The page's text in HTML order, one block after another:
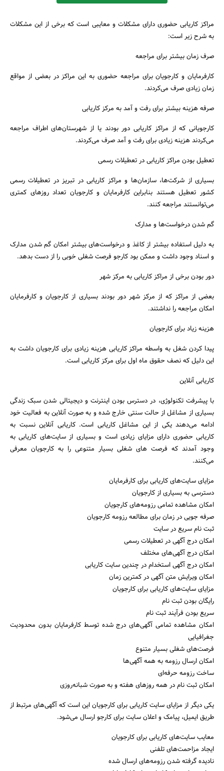
مراکز کاریابی حضوری دارای مشکلات و معایبی است که برخی از این مشکلات
به شرح زیر است:
صرف زمان بیشتر برای مراجعه
کارفرمایان و کارجویان برای مراجعه حضوری به این مراکز در بعضی از مواقع
زمان زیادی صرف می‌کردند.
صرفه هزینه بیشتر برای رفت و آمد به مرکز کاریابی
کارجویانی که از مراکز کاریابی دور بودند یا از شهرستان‌های اطراف مراجعه
می‌کردند هزینه زیادی برای رفت و آمد صرف می‌کردند.
تعطیل بودن مراکز کاریابی در تعطیلات رسمی
بسیاری از شرکت‌ها، سازمان‌ها و مراکز کاریابی در تبریز در تعطیلات رسمی
کشور تعطیل هستند بنابراین کارفرمایان و کارجویان تعداد روزهای کمتری
می‌توانستند مراجعه کنند.
گم شدن درخواست‌ها و مدارک
به دلیل استفاده بیشتر از کاغذ و درخواست‌های بیشتر امکان گم شدن مدارک
و اسناد وجود داشت و ممکن بود کارجو فرصت شغلی خوبی را از دست بدهد.
دور بودن برخی از مراکز کاریابی به مرکز شهر
بعضی از مراکز که از مرکز شهر دور بودند بسیاری از کارجویان و کارفرمایان
امکان مراجعه را نداشتند.
هزینه زیاد برای کارجویان
پیدا کردن شغل به واسطه مراکز کاریابی هزینه زیادی برای کارجویان داشت به
این دلیل که نصف حقوق ماه اول برای مرکز کاریابی است.
کاریابی آنلاین
با پیشرفت تکنولوژی، در دسترس بودن اینترنت و دیجیتالی شدن سبک زندگی
بسیاری از مشاغل از حالت سنتی خارج شده و به صورت آنلاین به فعالیت خود
ادامه می‎‌دهند یکی از این مشاغل کاریابی است. کاریابی آنلاین نسبت به
کاریابی حضوری دارای مزایای زیادی است و ‌بسیاری از سایت‌های کاریابی به
وجود آمدند که فرصت ‌های شغلی بسیار متنوعی را به کارجویان معرفی
می‌کنند.
مزایای سایت‌های کاریابی برای کارفرمایان
دسترسی به بسیاری از کارجویان
امکان مشاهده تمامی رزومه‌های کارجویان
صرفه جویی در زمان برای مطالعه رزومه کارجویان
ثبت نام سریع در سایت
امکان درج آگهی در تعطیلات رسمی
امکان درج آگهی‌های مختلف
امکان درج آگهی استخدام در چندین سایت کاریابی
امکان ویرایش متن آگهی در کمترین زمان
مزایای سایت‌های کاریابی برای کارجویان
رایگان بودن ثبت نام
سریع بودن فرآیند ثبت نام
امکان مشاهده تمامی آگهی‌های درج شده توسط کارفرمایان بدون محدودیت
جغرافیایی
فرصت‌های شغلی بسیار متنوع
امکان ارسال رزومه به همه آگهی‌ها
ساخت رزومه حرفه‌ای
امکان ثبت نام در همه روزهای هفته و به صورت شبانه‌روزی
یکی دیگر از مزایای سایت کاریابی برای کارجویان این است که آگهی‌های مرتبط از
طریق ایمیل، پیامک و اعلان سایت برای کارجو ارسال می‌شود.
معایب سایت‌های کاریابی برای کارجویان
ایجاد مزاحمت‌های تلفنی
نادیده گرفته شدن رزومه‌های ارسال شده